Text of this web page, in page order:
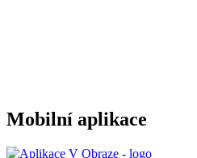
Mobilní aplikace